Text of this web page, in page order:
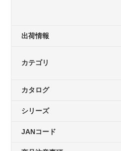
出荷情報
カテゴリ
カタログ
シリーズ
JANコード